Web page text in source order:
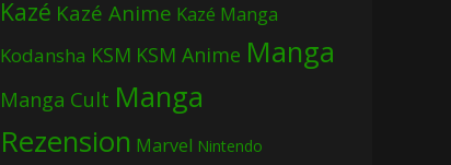
Kazé Kazé Anime Kazé Manga
Kodansha KSM KSM Anime Manga
Manga Cult Manga
Rezension Marvel Nintendo